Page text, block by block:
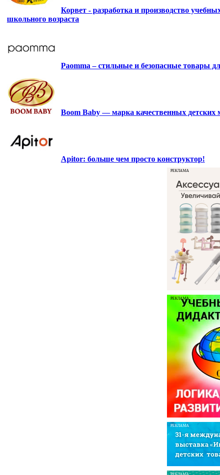
Корвет - разработка и производство
школьного возраста
Paomma – стильные и безопасные товары
Boom Baby — марка качественных детских
Apitor: больше чем просто конструктор!
РЕКЛАМА
РЕКЛАМА
РЕКЛАМА